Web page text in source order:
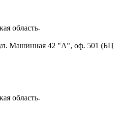
область
ул. Машинная 42 "А", оф. 501 (БЦ
область